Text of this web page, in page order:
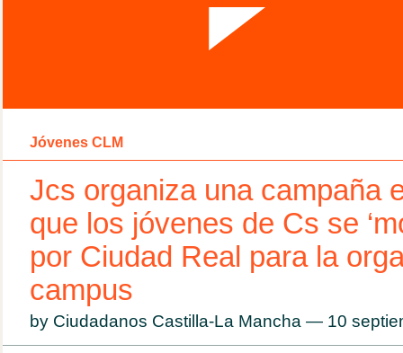
Jóvenes CLM
Jcs organiza una campaña
que los jóvenes de Cs se
por Ciudad Real para la
campus
by Ciudadanos Castilla-La Mancha — 10